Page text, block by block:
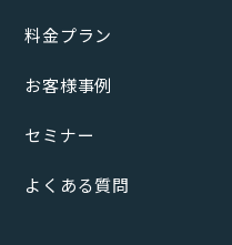
料金プラン
お客様事例
セミナー
よくある質問